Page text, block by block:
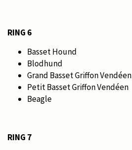
RING 6
Basset Hound
Blodhund
Grand Basset Griffon Vendéen
Petit Basset Griffon Vendéen
Beagle
RING 7